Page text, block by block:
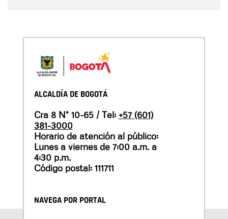
ALCALDÍA DE BOGOTÁ
Cra 8 N° 10-65 / Tel: +57 (601)
381-3000
Horario de atención al público:
Lunes a viernes de 7:00 a.m. a
4:30 p.m.
Código postal: 111711
NAVEGA POR PORTAL